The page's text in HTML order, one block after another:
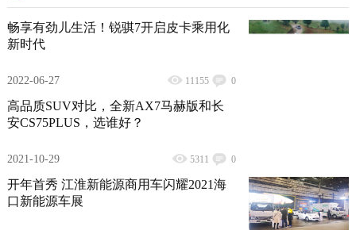
畅享有劲儿生活！锐骐7开启皮卡乘用化
新时代
2022-06-27 11155 0
高品质SUV对比，全新AX7马赫版和长
安CS75PLUS，选谁好？
2021-10-29 5311 0
开年首秀 江淮新能源商用车闪耀2021海
口新能源车展